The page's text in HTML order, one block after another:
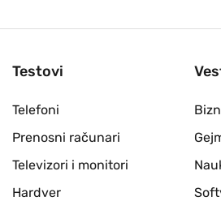
Testovi
Telefoni
Prenosni računari
Televizori i monitori
Hardver